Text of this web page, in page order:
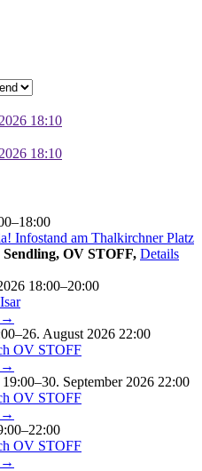
18:10
18:10
Infostand am Thalkirchner Platz
OV STOFF, Details
18:00–20:00
→
August 2026 22:00
OV STOFF
→
September 2026 22:00
OV STOFF
→
OV STOFF
→